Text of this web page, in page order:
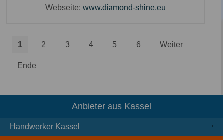
Webseite:www.diamond-shine.eu
1 2 3 4 5 6 Weiter
Ende
Anbieter aus Kassel
Handwerker Kassel